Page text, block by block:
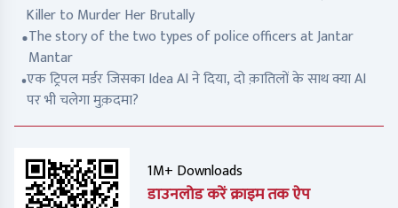
Killer to Murder Her Brutally
The story of the two types of police officers at Jantar
Mantar
एक ट्रिपल मर्डर जिसका Idea AI ने दिया, दो क़ातिलों के साथ क्या AI
पर भी चलेगा मुक़दमा?
1M+ Downloads
डाउनलोड करें क्राइम तक ऐप